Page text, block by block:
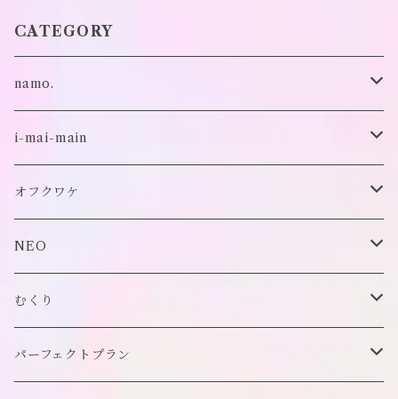
CATEGORY
namo.
古着
オリジナル
i-mai-main
ビスチェ
付け襟
帽子
スヌード
オフクワケ
トップス
アウター
付け襟
NEO
財布
ポーチ
むくり
リング
パーフェクトプラン